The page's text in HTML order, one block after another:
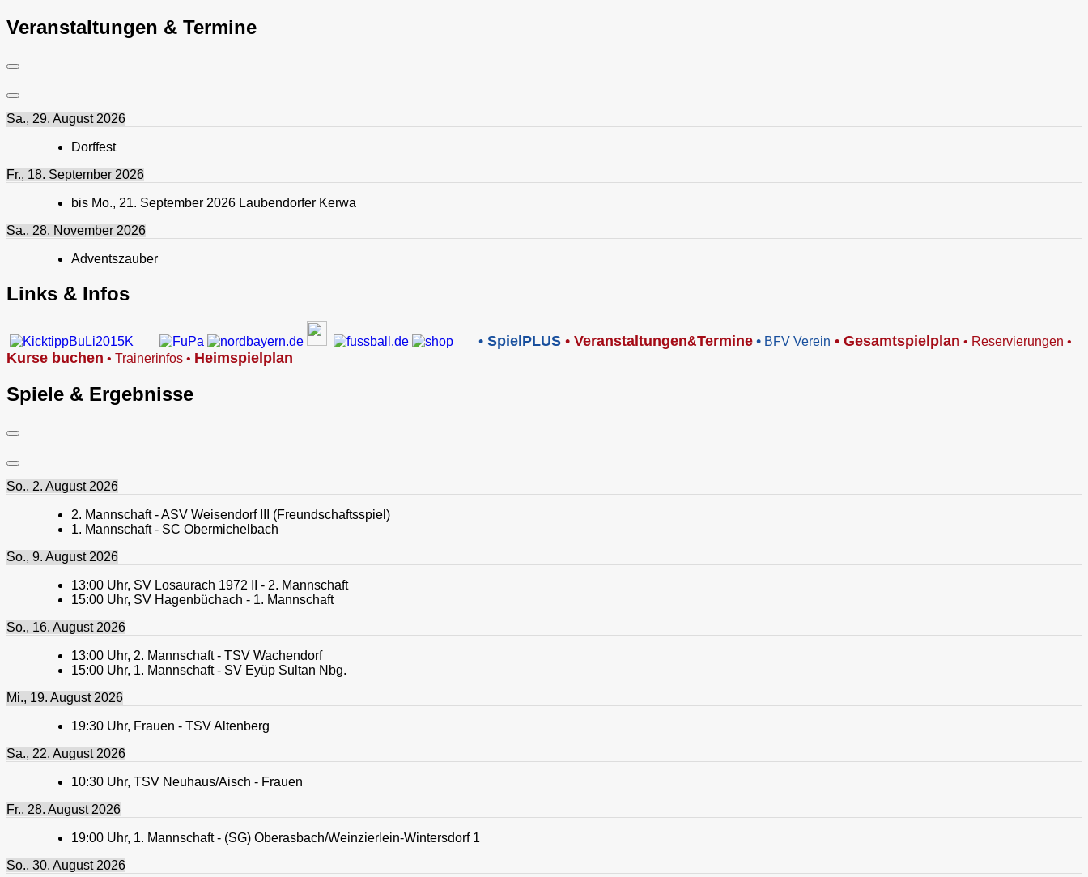
Veranstaltungen & Termine
Sa., 29. August 2026
Dorffest
Fr., 18. September 2026
bis Mo., 21. September 2026 Laubendorfer Kerwa
Sa., 28. November 2026
Adventszauber
Links & Infos
• SpielPLUS • Veranstaltungen&Termine • BFV Verein • Gesamtspielplan • Reservierungen •
Kurse buchen • Trainerinfos • Heimspielplan
Spiele & Ergebnisse
So., 2. August 2026
2. Mannschaft - ASV Weisendorf III (Freundschaftsspiel)
1. Mannschaft - SC Obermichelbach
So., 9. August 2026
13:00 Uhr, SV Losaurach 1972 II - 2. Mannschaft
15:00 Uhr, SV Hagenbüchach - 1. Mannschaft
So., 16. August 2026
13:00 Uhr, 2. Mannschaft - TSV Wachendorf
15:00 Uhr, 1. Mannschaft - SV Eyüp Sultan Nbg.
Mi., 19. August 2026
19:30 Uhr, Frauen - TSV Altenberg
Sa., 22. August 2026
10:30 Uhr, TSV Neuhaus/Aisch - Frauen
Fr., 28. August 2026
19:00 Uhr, 1. Mannschaft - (SG) Oberasbach/Weinzierlein-Wintersdorf 1
So., 30. August 2026